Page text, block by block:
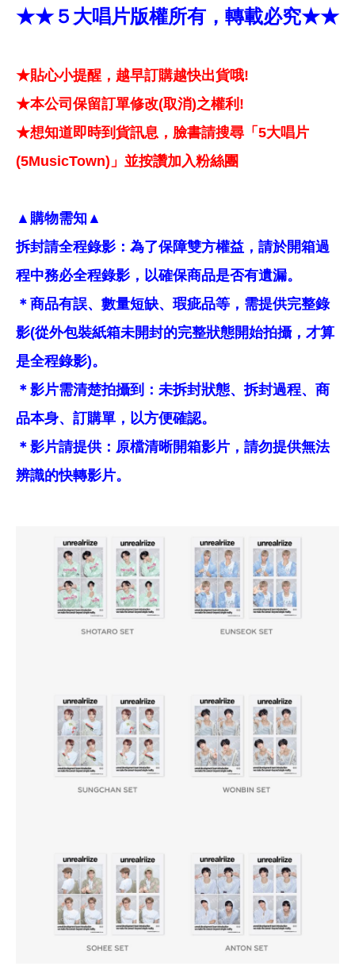
★★５大唱片版權所有，轉載必究★★
★貼心小提醒，越早訂購越快出貨哦!
★本公司保留訂單修改(取消)之權利!
★想知道即時到貨訊息，臉書請搜尋「5大唱片
(5MusicTown)」並按讚加入粉絲團
▲購物需知▲
拆封請全程錄影：為了保障雙方權益，請於開箱過
程中務必全程錄影，以確保商品是否有遺漏。
＊商品有誤、數量短缺、瑕疵品等，需提供完整錄
影(從外包裝紙箱未開封的完整狀態開始拍攝，才算
是全程錄影)。
＊影片需清楚拍攝到：未拆封狀態、拆封過程、商
品本身、訂購單，以方便確認。
＊影片請提供：原檔清晰開箱影片，請勿提供無法
辨識的快轉影片。